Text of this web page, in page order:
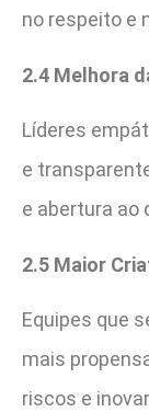
no respeito e
2.4 Melhora
Líderes
e
e abertura ao
2.5 Maior
Equipes que
mais
riscos e